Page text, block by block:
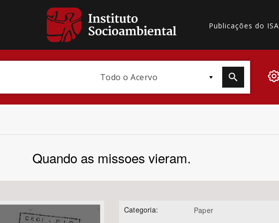
Publicações do ISA
Todo o Acervo
Quando as missoes vieram.
Categoria: Paper